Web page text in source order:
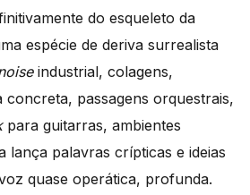
do esqueleto da
espécie de deriva surrealista
industrial, colagens,
concreta, passagens orquestrais,
para guitarras, ambientes
lança palavras crípticas e ideias
quase operática, profunda.